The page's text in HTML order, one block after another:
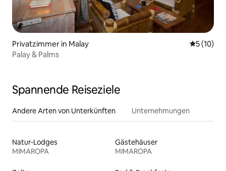
Privatzimmer in Malay
5 (10)
Palay & Palms
Spannende Reiseziele
Andere Arten von Unterkünften Unternehmungen
Natur-Lodges
MIMAROPA
Gästehäuser
MIMAROPA